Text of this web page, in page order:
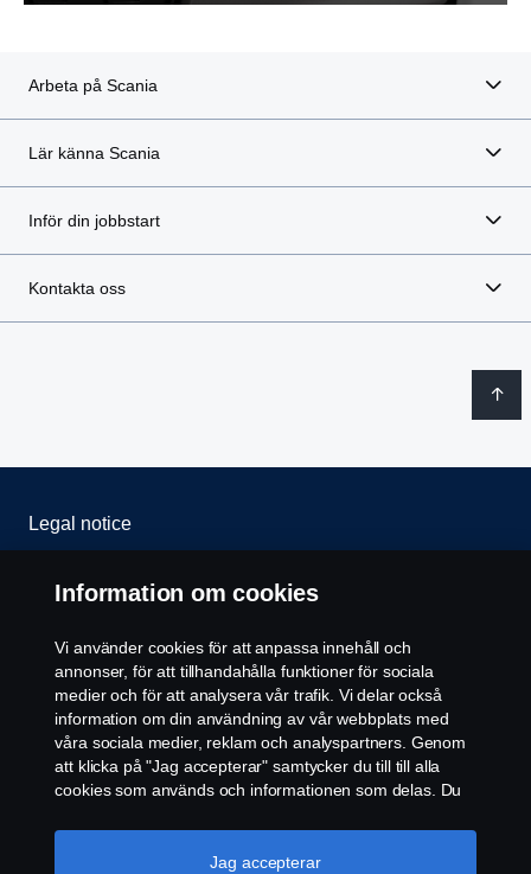
Arbeta på Scania
Lär känna Scania
Inför din jobbstart
Kontakta oss
Legal notice
Integritetspolicy
Cookies
Kontakta oss
Cookie-inställningar
Information om cookies
Vi använder cookies för att anpassa innehåll och
annonser, för att tillhandahålla funktioner för sociala
medier och för att analysera vår trafik. Vi delar också
information om din användning av vår webbplats med
våra sociala medier, reklam och analyspartners. Genom
att klicka på "Jag accepterar" samtycker du till till alla
cookies som används och informationen som delas. Du
"Cookie-inställningar" och välja de kategorier du vill
acceptera. För en mer detaljerad förklaring av hur vi
Jag accepterar